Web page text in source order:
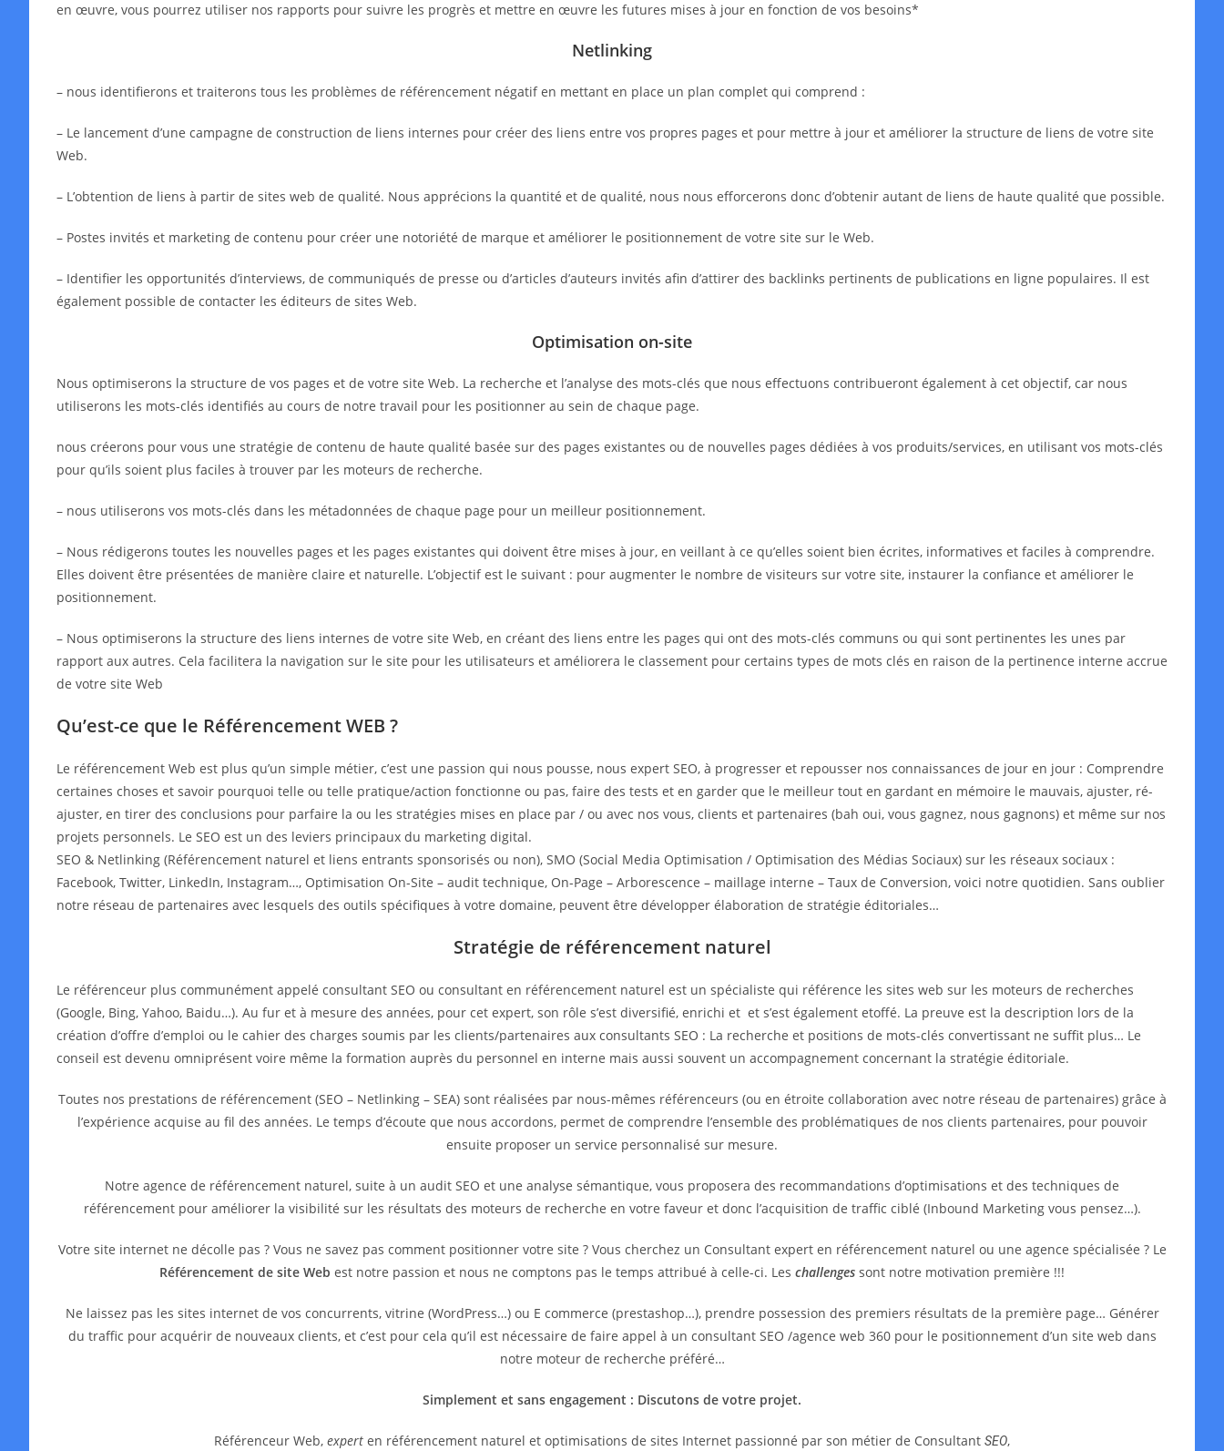
en œuvre, vous pourrez utiliser nos rapports pour suivre les progrès et mettre en œuvre les futures mises à jour en fonction de vos besoins*
Netlinking
– nous identifierons et traiterons tous les problèmes de référencement négatif en mettant en place un plan complet qui comprend :
– Le lancement d’une campagne de construction de liens internes pour créer des liens entre vos propres pages et pour mettre à jour et améliorer la structure de liens de votre site
Web.
– L’obtention de liens à partir de sites web de qualité. Nous apprécions la quantité et de qualité, nous nous efforcerons donc d’obtenir autant de liens de haute qualité que possible.
– Postes invités et marketing de contenu pour créer une notoriété de marque et améliorer le positionnement de votre site sur le Web.
– Identifier les opportunités d’interviews, de communiqués de presse ou d’articles d’auteurs invités afin d’attirer des backlinks pertinents de publications en ligne populaires. Il est
également possible de contacter les éditeurs de sites Web.
Optimisation on-site
Nous optimiserons la structure de vos pages et de votre site Web. La recherche et l’analyse des mots-clés que nous effectuons contribueront également à cet objectif, car nous
utiliserons les mots-clés identifiés au cours de notre travail pour les positionner au sein de chaque page.
nous créerons pour vous une stratégie de contenu de haute qualité basée sur des pages existantes ou de nouvelles pages dédiées à vos produits/services, en utilisant vos mots-clés
pour qu’ils soient plus faciles à trouver par les moteurs de recherche.
– nous utiliserons vos mots-clés dans les métadonnées de chaque page pour un meilleur positionnement.
– Nous rédigerons toutes les nouvelles pages et les pages existantes qui doivent être mises à jour, en veillant à ce qu’elles soient bien écrites, informatives et faciles à comprendre.
Elles doivent être présentées de manière claire et naturelle. L’objectif est le suivant : pour augmenter le nombre de visiteurs sur votre site, instaurer la confiance et améliorer le
positionnement.
– Nous optimiserons la structure des liens internes de votre site Web, en créant des liens entre les pages qui ont des mots-clés communs ou qui sont pertinentes les unes par
rapport aux autres. Cela facilitera la navigation sur le site pour les utilisateurs et améliorera le classement pour certains types de mots clés en raison de la pertinence interne accrue
de votre site Web
Qu’est-ce que le Référencement WEB ?
Le référencement Web est plus qu’un simple métier, c’est une passion qui nous pousse, nous expert SEO, à progresser et repousser nos connaissances de jour en jour : Comprendre
certaines choses et savoir pourquoi telle ou telle pratique/action fonctionne ou pas, faire des tests et en garder que le meilleur tout en gardant en mémoire le mauvais, ajuster, ré-
ajuster, en tirer des conclusions pour parfaire la ou les stratégies mises en place par / ou avec nos vous, clients et partenaires (bah oui, vous gagnez, nous gagnons) et même sur nos
projets personnels. Le SEO est un des leviers principaux du marketing digital.
SEO & Netlinking (Référencement naturel et liens entrants sponsorisés ou non), SMO (Social Media Optimisation / Optimisation des Médias Sociaux) sur les réseaux sociaux :
Facebook, Twitter, LinkedIn, Instagram…, Optimisation On-Site – audit technique, On-Page – Arborescence – maillage interne – Taux de Conversion, voici notre quotidien. Sans oublier
notre réseau de partenaires avec lesquels des outils spécifiques à votre domaine, peuvent être développer élaboration de stratégie éditoriales…
Stratégie de référencement naturel
Le référenceur plus communément appelé consultant SEO ou consultant en référencement naturel est un spécialiste qui référence les sites web sur les moteurs de recherches
(Google, Bing, Yahoo, Baidu…). Au fur et à mesure des années, pour cet expert, son rôle s’est diversifié, enrichi et et s’est également etoffé. La preuve est la description lors de la
création d’offre d’emploi ou le cahier des charges soumis par les clients/partenaires aux consultants SEO : La recherche et positions de mots-clés convertissant ne suffit plus… Le
conseil est devenu omniprésent voire même la formation auprès du personnel en interne mais aussi souvent un accompagnement concernant la stratégie éditoriale.
Toutes nos prestations de référencement (SEO – Netlinking – SEA) sont réalisées par nous-mêmes référenceurs (ou en étroite collaboration avec notre réseau de partenaires) grâce à
l’expérience acquise au fil des années. Le temps d’écoute que nous accordons, permet de comprendre l’ensemble des problématiques de nos clients partenaires, pour pouvoir
ensuite proposer un service personnalisé sur mesure.
Notre agence de référencement naturel, suite à un audit SEO et une analyse sémantique, vous proposera des recommandations d’optimisations et des techniques de
référencement pour améliorer la visibilité sur les résultats des moteurs de recherche en votre faveur et donc l’acquisition de traffic ciblé (Inbound Marketing vous pensez…).
Votre site internet ne décolle pas ? Vous ne savez pas comment positionner votre site ? Vous cherchez un Consultant expert en référencement naturel ou une agence spécialisée ? Le
Référencement de site Web est notre passion et nous ne comptons pas le temps attribué à celle-ci. Les challenges sont notre motivation première !!!
Ne laissez pas les sites internet de vos concurrents, vitrine (WordPress…) ou E commerce (prestashop…), prendre possession des premiers résultats de la première page… Générer
du traffic pour acquérir de nouveaux clients, et c’est pour cela qu’il est nécessaire de faire appel à un consultant SEO /agence web 360 pour le positionnement d’un site web dans
notre moteur de recherche préféré…
Simplement et sans engagement : Discutons de votre projet.
Référenceur Web, expert en référencement naturel et optimisations de sites Internet passionné par son métier de Consultant SEO,